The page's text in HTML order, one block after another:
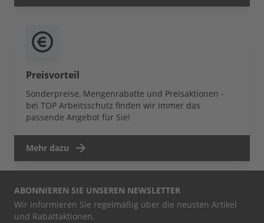
Preisvorteil
Sonderpreise, Mengenrabatte und Preisaktionen -
bei TOP Arbeitsschutz finden wir immer das
passende Angebot für Sie!
Mehr dazu
ABONNIEREN SIE UNSEREN NEWSLETTER
Wir informieren Sie regelmäßig über die neusten Artikel
und Rabattaktionen.